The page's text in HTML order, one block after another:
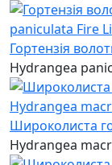
Гортензія
Hydrangea
Широколиста
Hydrangea